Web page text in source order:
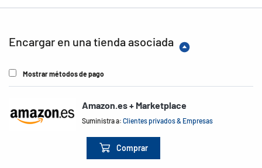
Encargar en una tienda asociada
Mostrar métodos de pago
Amazon.es + Marketplace
Suministra a:Clientes privados & Empresas
Comprar